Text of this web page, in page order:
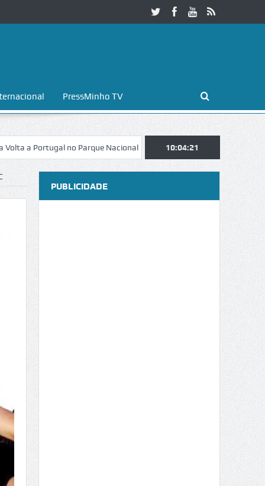
PressMinho TV
no Parque Nacional da Peneda-Gerês Esposende.
10:04:22
PUBLICIDADE